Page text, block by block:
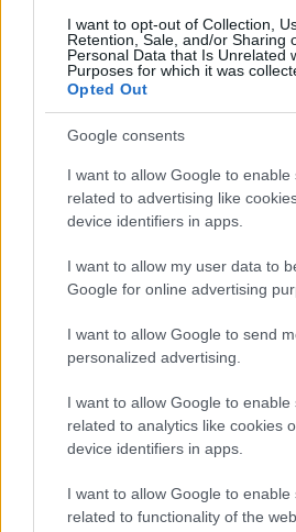
I want to opt-out of Collection,
Retention, Sale, and/or Sharing
Personal Data that Is Unrelated
Purposes for which it was
Opted Out
Google consents
I want to allow Google to enable
related to advertising like
device identifiers in apps.
I want to allow my user data to
Google for online advertising
I want to allow Google to send
personalized advertising.
I want to allow Google to enable
related to analytics like cookies
device identifiers in apps.
I want to allow Google to enable
related to functionality of the
6 technika, amit minden
munkahelyen tanítani
megelőzzük a
felesleges sértődést
Gyakorold a
A következetesség
kijelölésében. Ha kijelented